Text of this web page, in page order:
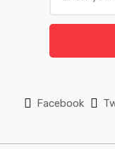
a
l
Facebook